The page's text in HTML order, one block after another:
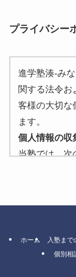
プライバシー
進学塾湊-み
関する法令お
客様の大切な
ます。
個人情報の収
当塾では、次
個人情報の
当塾は、お
目的で利用
お客様へ
ホーム 入塾まで
個別相